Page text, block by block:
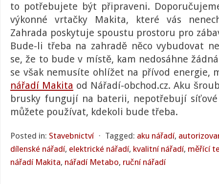
to potřebujete být připraveni.
výkonné vrtačky Makita, které vás
Zahrada poskytuje spoustu prostoru pro
Bude-li třeba na zahradě něco vybudovat
se, že to bude v místě, kam nedosáhne
se však nemusíte ohlížet na přívod energie,
nářadí Makita od Nářadí-obchod.cz. Aku
brusky fungují na baterii, nepotřebují
můžete používat, kdekoli bude třeba.
Posted in: Stavebnictví ⋅ Tagged: aku nářadí,
dílenské nářadí, elektrické nářadí, kvalitní nářadí, měřící
nářadí Makita, nářadí Metabo, ruční nářadí